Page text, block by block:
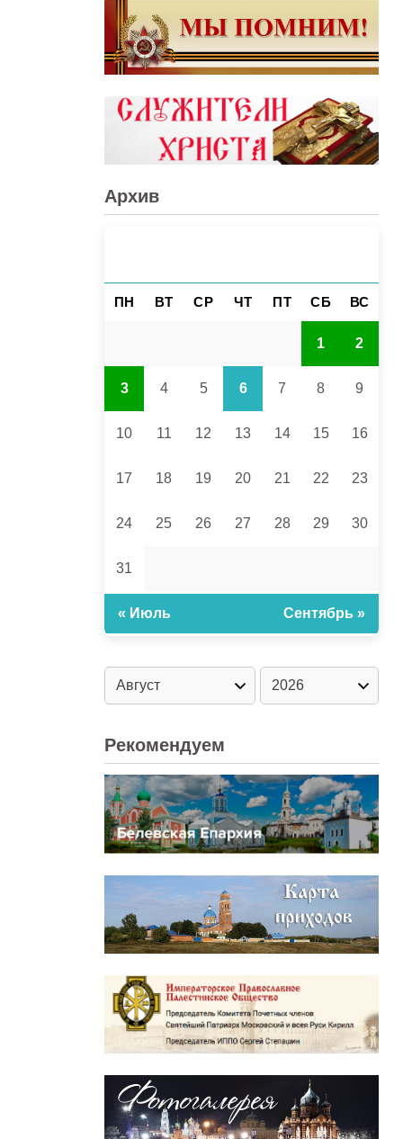
Архив
ПН ВТ СР ЧТ ПТ СБ ВС
1 2
3 4 5 6 7 8 9
10 11 12 13 14 15 16
17 18 19 20 21 22 23
24 25 26 27 28 29 30
31
« Июль Сентябрь »
Рекомендуем